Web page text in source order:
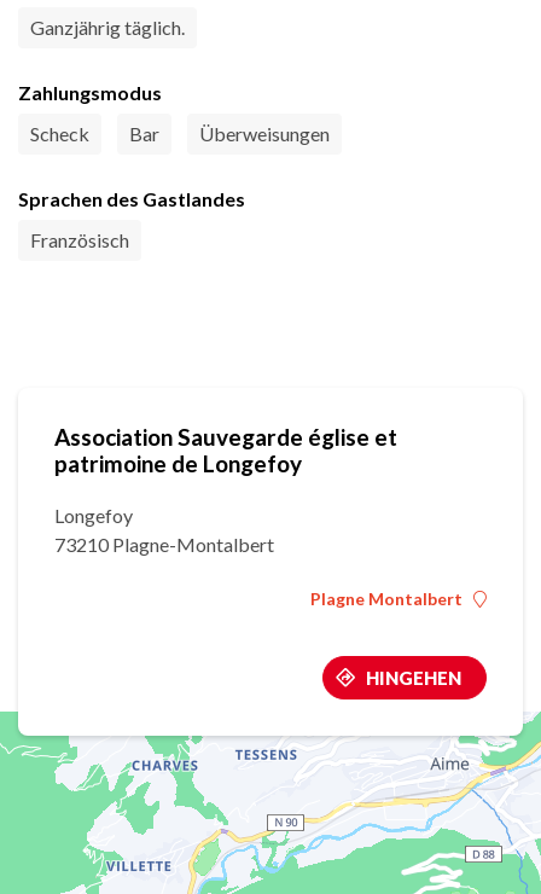
Ganzjährig täglich.
Zahlungsmodus
Scheck
Bar Überweisungen
Sprachen des Gastlandes
Französisch
Association Sauvegarde église et
patrimoine de Longefoy
Longefoy
73210 Plagne-Montalbert
Plagne Montalbert
HINGEHEN